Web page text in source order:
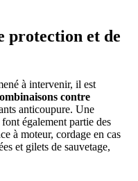
protection et de
à intervenir, il est
contre
anticoupure. Une
également partie des
à moteur, cordage en cas
et gilets de sauvetage,